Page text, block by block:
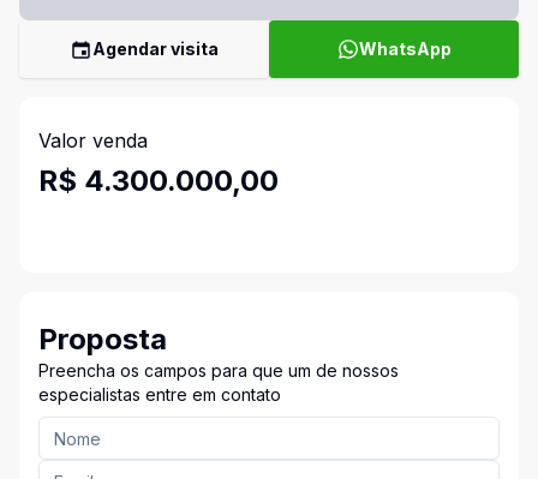
Agendar visita WhatsApp
Valor venda
R$ 4.300.000,00
Proposta
Preencha os campos para que um de nossos
especialistas entre em contato